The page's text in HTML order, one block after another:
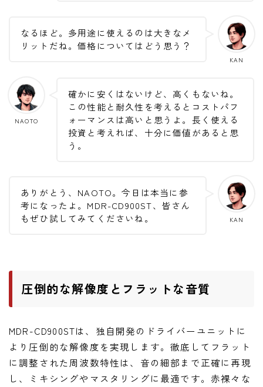
KAN
なるほど。多用途に使えるのは大きなメ
リットだね。価格についてはどう思う？
NAOTO
確かに安くはないけど、高くもないね。
この性能と耐久性を考えるとコストパフ
ォーマンスは高いと思うよ。長く使える
投資と考えれば、十分に価値があると思
う。
KAN
ありがとう、NAOTO。今日は本当に参
考になったよ。MDR-CD900ST、皆さん
もぜひ試してみてくださいね。
圧倒的な解像度とフラットな音質
MDR-CD900STは、独自開発のドライバーユニットに
より圧倒的な解像度を実現します。徹底してフラット
に調整された周波数特性は、音の細部まで正確に再現
し、ミキシングやマスタリングに最適です。赤裸々な